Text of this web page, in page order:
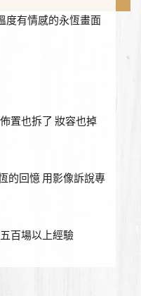
度有情感的永恆畫面
置也拆了 妝容也掉
的回憶 用影像訴說專
百場以上經驗